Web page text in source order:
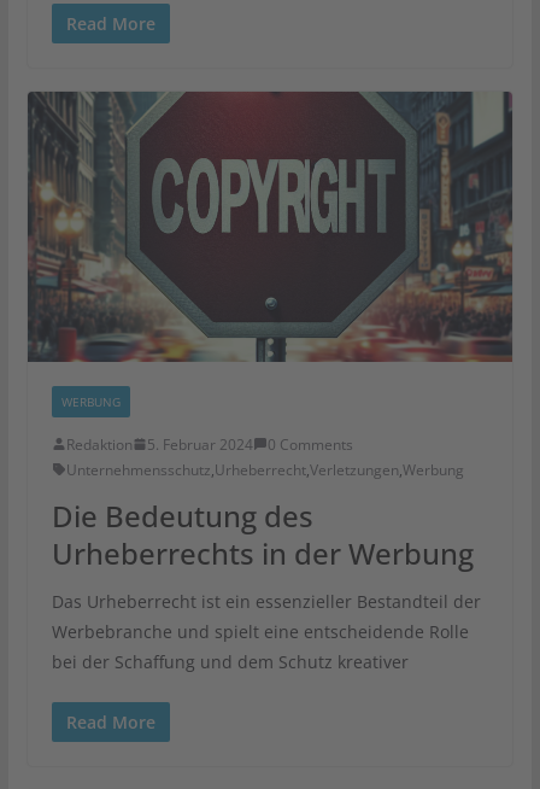
Read More
WERBUNG
Redaktion 5. Februar 2024
0 Comments
Unternehmensschutz,Urheberrecht,Verletzungen,Werbung
Die Bedeutung des
Urheberrechts in der Werbung
Das Urheberrecht ist ein essenzieller Bestandteil der
Werbebranche und spielt eine entscheidende Rolle
bei der Schaffung und dem Schutz kreativer
Read More